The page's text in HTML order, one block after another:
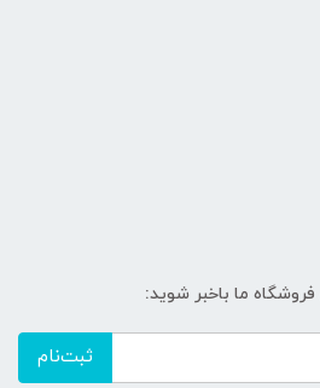
ما باخبر شوید:
ثبت‌نام